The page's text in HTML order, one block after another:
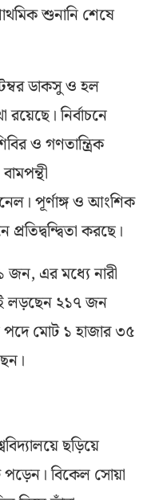
শুনানি শেষে
ডাকসু ও হল
নির্বাচনে
ও গণতান্ত্রিক
পূর্ণাঙ্গ ও আংশিক
প্রতিদ্বন্দ্বিতা করছে।
জন, এর মধ্যে নারী
লড়ছেন ২১৭ জন
পদে মোট ১ হাজার ৩৫
ছড়িয়ে
পড়েন। বিকেল সোয়া